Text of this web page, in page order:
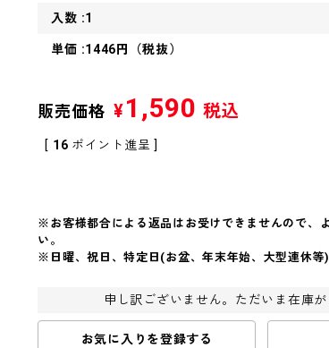
入数 :1
単価 :1446円（税抜）
販売価格 ¥1,590 税込
[ 16 ポイント進呈 ]
※お客様都合による返品はお受けできませんので、
い。
※日曜、祝日、特定日(お盆、年末年始、大型連休等)
申し訳ございません。ただいま在庫が
お気に入りを登録する